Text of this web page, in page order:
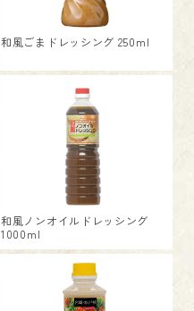
和風ごまドレッシング 250ml
和風ノンオイルドレッシング
1000ml